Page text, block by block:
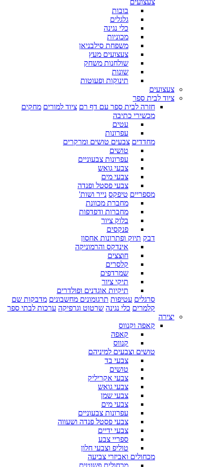
צעצועים
בובות
גלגלים
כלי נגינה
מכוניות
משפחת סילבניאן
צעצועים מעץ
שולחנות משחק
שונות
תינוקות ופעוטות
צעצועים
ציוד לבית ספר
חזרה לבית ספר עם דף רם ציוד למורים מחקים
מכשירי כתיבה
עטים
עפרונות
מחדדים צבעים טושים ומרקרים
טושים
עפרונות צבעוניים
צבעי גואש
צבעי מים
צבעי פסטל ופנדה
מספריים טיפקס נייר ושות'
מחברת מכוונת
מחברות ודפדפות
בלוק ציור
פנקסים
דבק תיוק ופתרונות אחסון
אינדקס והרמוניקה
חוצצים
קלסרים
שמרדפים
תיקי ציור
תיקיות אוגדנים ופולדרים
סרגלים עטיפות תרגומונים מחשבונים מדבקות שם
קלמרים כלי נגינה שרטוט וגרפיקה ערכות לבתי ספר
יצירה
קאפה וקנווס
קאפה
קנווס
טושים וצבעים למיניהם
צבעי בד
טושים
צבעי אקריליק
צבעי גואש
צבעי שמן
צבעי מים
עפרונות צבעוניים
צבעי פסטל פנדה ושעווה
צבעי ידיים
ספריי צבע
טוליפ וצבעי חלון
מכחולים ואביזרי צביעה
מכחולים פשוטים